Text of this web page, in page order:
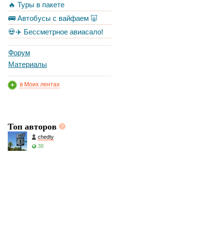
🔥 Туры в пакете
🚌 Автобусы с вайфаем 🐷
💀✈️ Бессметрное авиасало!
Форум
Материалы
в Моих лентах
Топ авторов
chedty
38